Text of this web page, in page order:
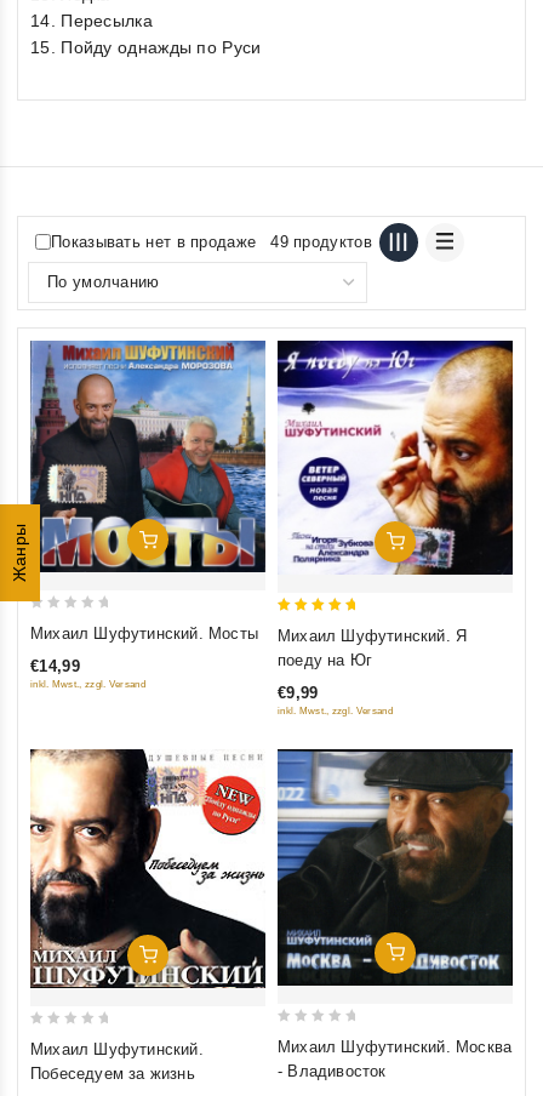
Жанры
14. Пересылка
15. Пойду однажды по Руси
Показывать нет в продаже 49 продуктов
Добавить В Корзину
of
Михаил Шуфутинский. Мосты
€14,99
inkl. Mwst., zzgl. Versand
Добавить В Корзину
Михаил Шуфутинский. Я
поеду на Юг
€9,99
inkl. Mwst., zzgl. Versand
Добавить В Корзину
Михаил Шуфутинский.
Побеседуем за жизнь
Добавить В Корзину
Михаил Шуфутинский. Москва
- Владивосток